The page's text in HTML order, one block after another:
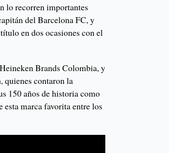
lo recorren importantes
del Barcelona FC, y
en dos ocasiones con el
Brands Colombia, y
quienes contaron la
150 años de historia como
esta marca favorita entre los